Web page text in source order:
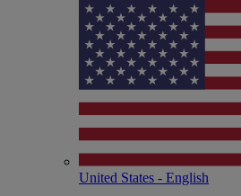
United States - English